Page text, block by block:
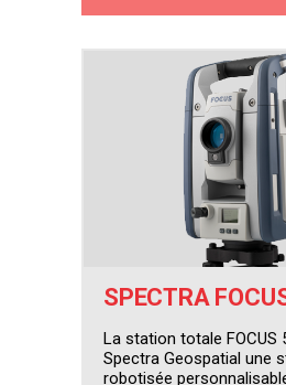
SPECTRA
La station totale FOCUS
Spectra Geospatial une
robotisée